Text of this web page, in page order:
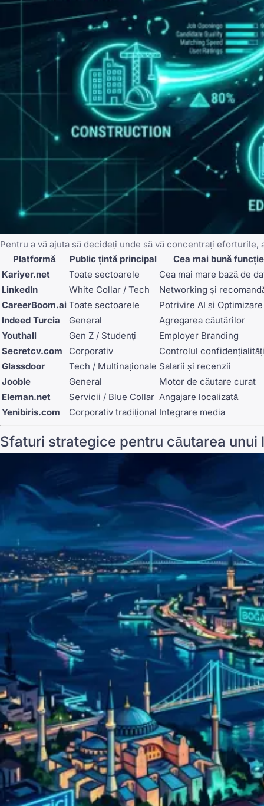
Pentru a vă ajuta să decideți unde să vă concentrați
Platformă
Public țintă principal
Cea mai bună funcție
Kariyer.net
Toate sectoarele
Cea mai mare bază de
LinkedIn
White Collar / Tech
Networking și
CareerBoom.ai Toate sectoarele
Potrivire AI și
Indeed Turcia
General
Agregarea căutărilor
Youthall
Gen Z / Studenți
Employer Branding
Secretcv.com
Corporativ
Controlul
Glassdoor
Tech / Multinaționale Salarii și recenzii
Jooble
General
Motor de căutare curat
Eleman.net
Servicii / Blue Collar Angajare localizată
Yenibiris.com
Corporativ tradițional Integrare media
Sfaturi strategice pentru căutarea